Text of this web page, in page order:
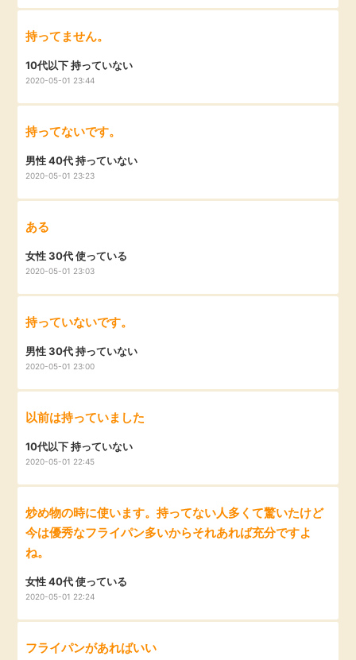
特集一覧
GMOポイ活の使い方
ヘルプセンター
持ってません。
10代以下 持っていない
2020-05-01 23:44
持ってないです。
男性 40代 持っていない
2020-05-01 23:23
ある
女性 30代 使っている
2020-05-01 23:03
持っていないです。
男性 30代 持っていない
2020-05-01 23:00
以前は持っていました
10代以下 持っていない
2020-05-01 22:45
炒め物の時に使います。持ってない人多くて驚いたけど
今は優秀なフライパン多いからそれあれば充分ですよ
ね。
女性 40代 使っている
2020-05-01 22:24
フライパンがあればいい